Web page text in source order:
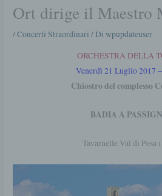
Ort dirige il Maestro
/Concerti Straordinari / Diwpupdateuser
ORCHESTRA DELLA
Venerdì 21 Luglio 2017
Chiostro del complesso
BADIA A
Tavarnelle Val di Pesa